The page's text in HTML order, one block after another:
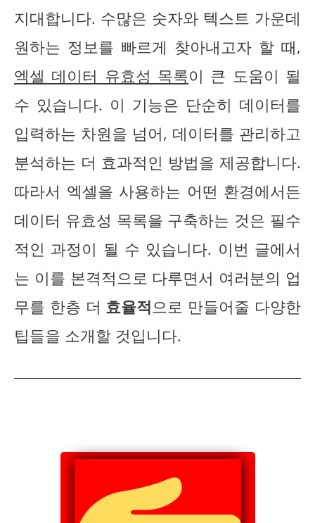
지대합니다. 수많은 숫자와 텍스트 가운데
원하는 정보를 빠르게 찾아내고자 할 때,
엑셀 데이터 유효성 목록이 큰 도움이 될
수 있습니다. 이 기능은 단순히 데이터를
입력하는 차원을 넘어, 데이터를 관리하고
분석하는 더 효과적인 방법을 제공합니다.
따라서 엑셀을 사용하는 어떤 환경에서든
데이터 유효성 목록을 구축하는 것은 필수
적인 과정이 될 수 있습니다. 이번 글에서
는 이를 본격적으로 다루면서 여러분의 업
무를 한층 더 효율적으로 만들어줄 다양한
팁들을 소개할 것입니다.